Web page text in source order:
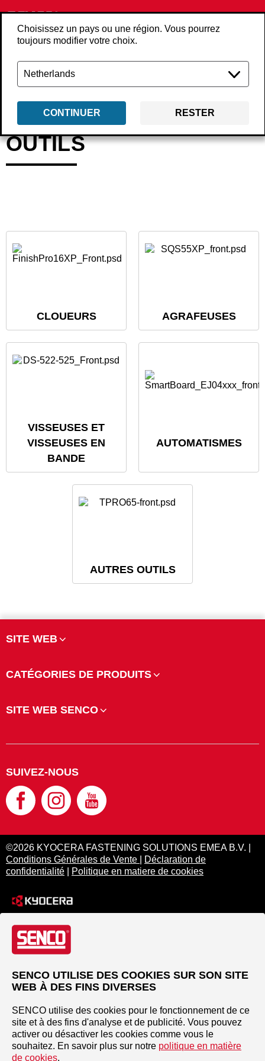
Choisissez un pays ou une région. Vous pourrez
toujours modifier votre choix.
CONTINUER RESTER
Retour Produits Outils
OUTILS
CLOUEURS AGRAFEUSES
VISSEUSES ET
VISSEUSES EN
BANDE
AUTOMATISMES
AUTRES OUTILS
SITE WEB
CATÉGORIES DE PRODUITS
SITE WEB SENCO
SUIVEZ-NOUS
©2026 KYOCERA FASTENING SOLUTIONS EMEA B.V. |
Conditions Générales de Vente
Déclaration de
confidentialité
Politique en matiere de cookies
SENCO UTILISE DES COOKIES SUR SON SITE
WEB À DES FINS DIVERSES
SENCO utilise des cookies pour le fonctionnement de ce
site et à des fins d'analyse et de publicité. Vous pouvez
activer ou désactiver les cookies comme vous le
souhaitez. En savoir plus sur notre politique en matière
de cookies.